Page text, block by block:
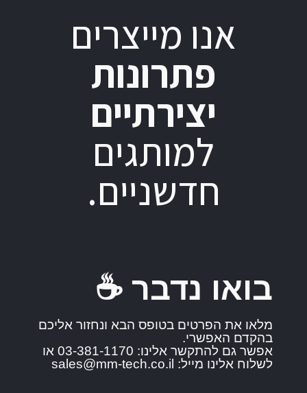
אנו מייצרים
פתרונות
יצירתיים
למותגים
חדשניים.
בואו נדבר ☕️
מלאו את הפרטים בטופס הבא ונחזור אליכם
בהקדם האפשרי.
אפשר גם להתקשר אלינו: 03-381-1170 או
לשלוח אלינו מייל: sales@mm-tech.co.il